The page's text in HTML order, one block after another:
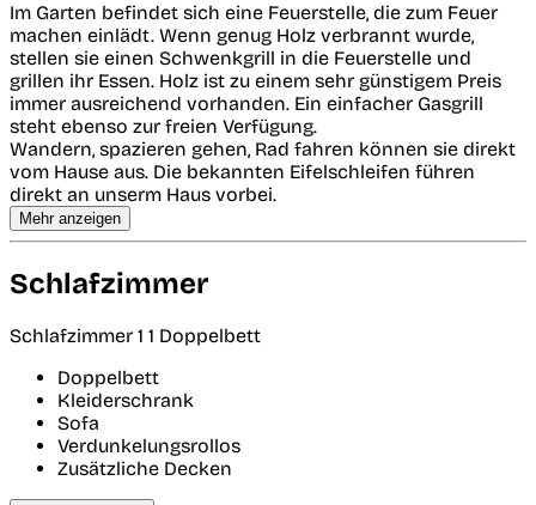
Im Garten befindet sich eine Feuerstelle, die zum Feuer
machen einlädt. Wenn genug Holz verbrannt wurde,
stellen sie einen Schwenkgrill in die Feuerstelle und
grillen ihr Essen. Holz ist zu einem sehr günstigem Preis
immer ausreichend vorhanden. Ein einfacher Gasgrill
steht ebenso zur freien Verfügung.
Wandern, spazieren gehen, Rad fahren können sie direkt
vom Hause aus. Die bekannten Eifelschleifen führen
direkt an unserm Haus vorbei.
Mehr anzeigen
Schlafzimmer
Schlafzimmer 1 1 Doppelbett
Doppelbett
Kleiderschrank
Sofa
Verdunkelungsrollos
Zusätzliche Decken